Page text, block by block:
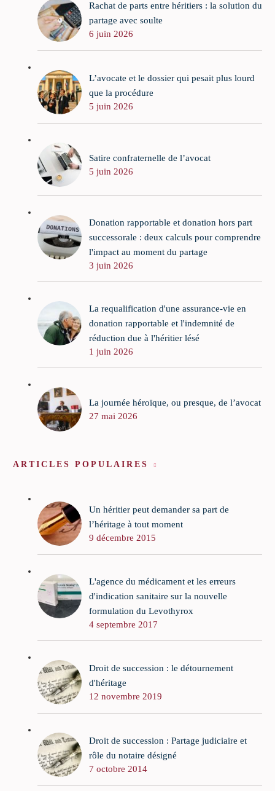
Rachat de parts entre héritiers : la solution du
partage avec soulte
6 juin 2026
L’avocate et le dossier qui pesait plus lourd
que la procédure
5 juin 2026
Satire confraternelle de l’avocat
5 juin 2026
Donation rapportable et donation hors part
successorale : deux calculs pour comprendre
l'impact au moment du partage
3 juin 2026
La requalification d'une assurance-vie en
donation rapportable et l'indemnité de
réduction due à l'héritier lésé
1 juin 2026
La journée héroïque, ou presque, de l’avocat
27 mai 2026
ARTICLES POPULAIRES
Un héritier peut demander sa part de
l’héritage à tout moment
9 décembre 2015
L'agence du médicament et les erreurs
d'indication sanitaire sur la nouvelle
formulation du Levothyrox
4 septembre 2017
Droit de succession : le détournement
d'héritage
12 novembre 2019
Droit de succession : Partage judiciaire et
rôle du notaire désigné
7 octobre 2014